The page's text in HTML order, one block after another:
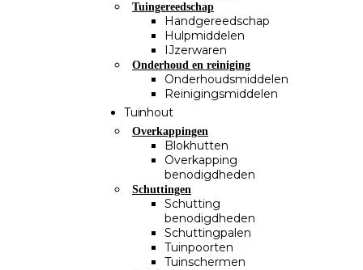
Tuingereedschap
Handgereedschap
Hulpmiddelen
IJzerwaren
Onderhoud en reiniging
Onderhoudsmiddelen
Reinigingsmiddelen
Tuinhout
Overkappingen
Blokhutten
Overkapping
benodigdheden
Schuttingen
Schutting
benodigdheden
Schuttingpalen
Tuinpoorten
Tuinschermen